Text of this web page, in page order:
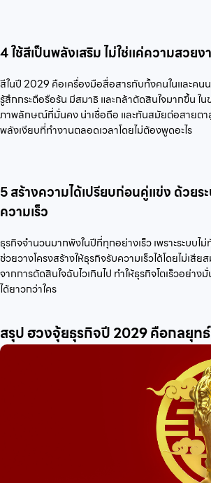
4 ใช้สีเป็นพลังเสริม ไม่ใช่แค่ความสวยง
สีในปี 2029 คือเครื่องมือสื่อสารกับทั้งคนในและค
รู้สึกกระตือรือร้น มีสมาธิ และกล้าตัดสินใจมากขึ้น ใ
ภาพลักษณ์ที่มั่นคง น่าเชื่อถือ และทันสมัยต่อสายตา
พลังเงียบที่ทำงานตลอดเวลาโดยไม่ต้องพูดอะไร
5 สร้างความได้เปรียบก่อนคู่แข่ง ด้วย
ความเร็ว
ธุรกิจจำนวนมากพังในปีที่ทุกอย่างเร็ว เพราะระบบ
ช่วยวางโครงสร้างให้ธุรกิจรับความเร็วได้โดยไม่เ
จากการตัดสินใจฉับไวเกินไป ทำให้ธุรกิจโตเร็วอย่าง
ได้ยาวกว่าใคร
สรุป ฮวงจุ้ยธุรกิจปี 2029 คือกลยุท